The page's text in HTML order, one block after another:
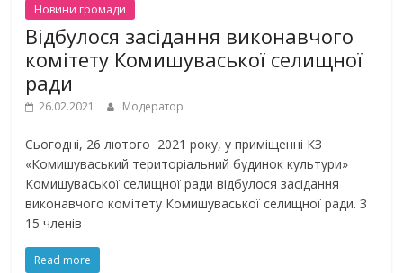
Новини громади
Відбулося засідання виконавчого
комітету Комишуваської селищної
ради
26.02.2021 Модератор
Сьогодні, 26 лютого 2021 року, у приміщенні КЗ
«Комишуваський територіальний будинок культури»
Комишуваської селищної ради відбулося засідання
виконавчого комітету Комишуваської селищної ради. З
15 членів
Read more